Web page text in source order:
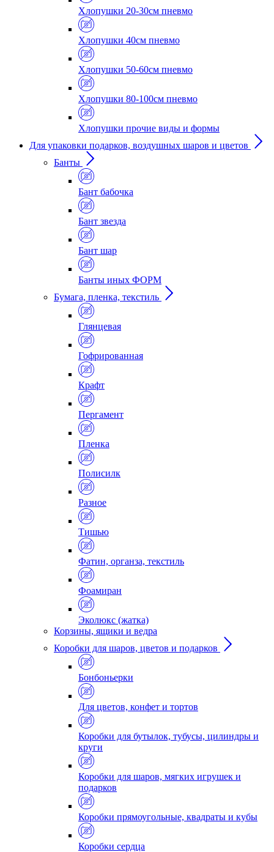
Хлопушки 20-30см пневмо
Хлопушки 40см пневмо
Хлопушки 50-60см пневмо
Хлопушки 80-100см пневмо
Хлопушки прочие виды и формы
Для упаковки подарков, воздушных шаров и цветов
Банты
Бант бабочка
Бант звезда
Бант шар
Банты иных ФОРМ
Бумага, пленка, текстиль
Глянцевая
Гофрированная
Крафт
Пергамент
Пленка
Полисилк
Разное
Тишью
Фатин, органза, текстиль
Фоамиран
Эколюкс (жатка)
Корзины, ящики и ведра
Коробки для шаров, цветов и подарков
Бонбоньерки
Для цветов, конфет и тортов
Коробки для бутылок, тубусы, цилиндры и
круги
Коробки для шаров, мягких игрушек и
подарков
Коробки прямоугольные, квадраты и кубы
Коробки сердца